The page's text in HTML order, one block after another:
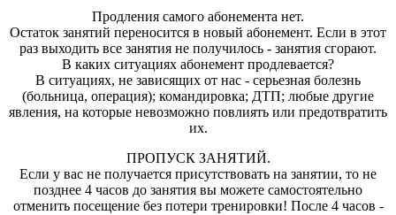
Продления самого абонемента нет.
Остаток занятий переносится в новый абонемент. Если в этот
раз выходить все занятия не получилось - занятия сгорают.
В каких ситуациях абонемент продлевается?
В ситуациях, не зависящих от нас - серьезная болезнь
(больница, операция); командировка; ДТП; любые другие
явления, на которые невозможно повлиять или предотвратить
их.
ПРОПУСК ЗАНЯТИЙ.
Если у вас не получается присутствовать на занятии, то не
позднее 4 часов до занятия вы можете самостоятельно
отменить посещение без потери тренировки! После 4 часов -